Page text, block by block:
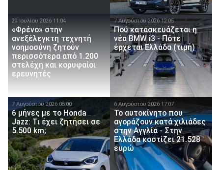
29 Ιουλίου 2026 11:04
«Φρένο» στην
ανεξέλεγκτη τεχνητή
νοημοσύνη ζητούν
περισσότερα από 1.200
στελέχη και κορυφαίοι
ερευνητές
7 Αυγούστου 2026 12:05
Πού κατασκευάζεται η
νέα BMW i3 - Πότε
έρχεται Ελλάδα (τιμή)
7 Αυγούστου 2026 08:00
6 μήνες με το Honda
Jazz: Τι έχει ζητήσει σε
5.500 km;
6 Αυγούστου 2026 17:07
To αυτοκίνητο που
αγοράζουν κατά χιλιάδες
στην Αγγλία - Στην
Ελλάδα κοστίζει 21.528
ευρώ